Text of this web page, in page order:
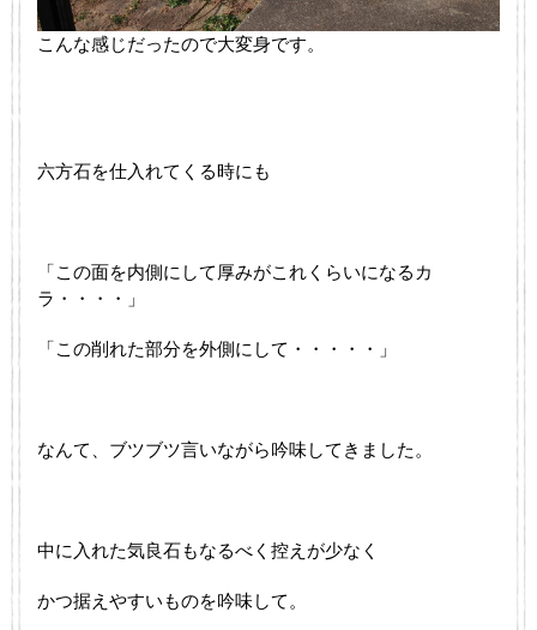
こんな感じだったので大変身です。
六方石を仕入れてくる時にも
「この面を内側にして厚みがこれくらいになるカ
ラ・・・・」
「この削れた部分を外側にして・・・・・」
なんて、ブツブツ言いながら吟味してきました。
中に入れた気良石もなるべく控えが少なく
かつ据えやすいものを吟味して。